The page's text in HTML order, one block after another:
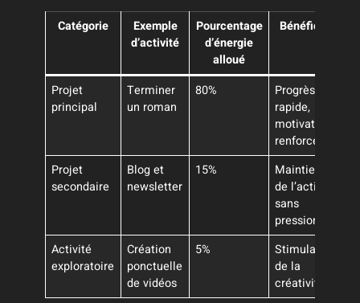
Catégorie
Exemple
d’activité
Pourcentage
d’énergie
alloué
Bénéfices
Projet
principal
Terminer
un roman
80%
Progrès
rapide,
motivation
renforcée
Projet
secondaire
Blog et
newsletter
15%
Maintien
de l’activité
sans
pression
Activité
exploratoire
Création
ponctuelle
de vidéos
5%
Stimulation
de la
créativité